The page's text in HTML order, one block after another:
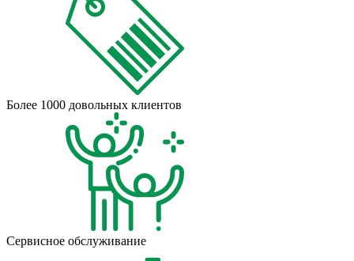
Более 1000 довольных клиентов
Сервисное обслуживание